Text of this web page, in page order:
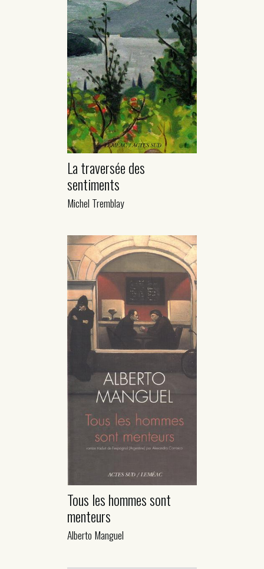
La traversée des
sentiments
Michel Tremblay
Tous les hommes sont
menteurs
Alberto Manguel